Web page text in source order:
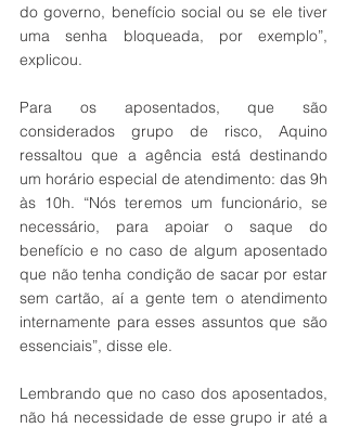
do governo, benefício social ou se ele tiver
uma senha bloqueada, por exemplo”,
explicou.
Para os aposentados, que são
considerados grupo de risco, Aquino
ressaltou que a agência está destinando
um horário especial de atendimento: das 9h
às 10h. “Nós teremos um funcionário, se
necessário, para apoiar o saque do
benefício e no caso de algum aposentado
que não tenha condição de sacar por estar
sem cartão, aí a gente tem o atendimento
internamente para esses assuntos que são
essenciais”, disse ele.
Lembrando que no caso dos aposentados,
não há necessidade de esse grupo ir até a